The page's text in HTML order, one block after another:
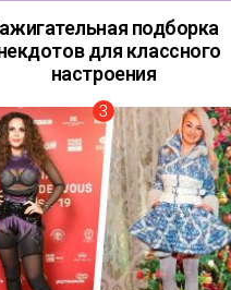
подборка
для классного
настроения